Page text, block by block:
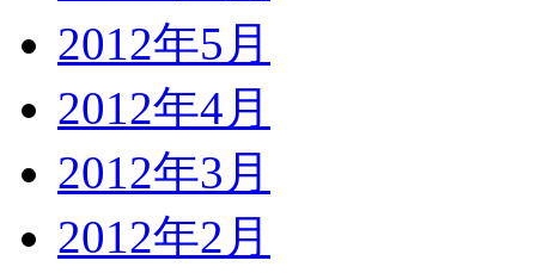
2012年5月
2012年4月
2012年3月
2012年2月